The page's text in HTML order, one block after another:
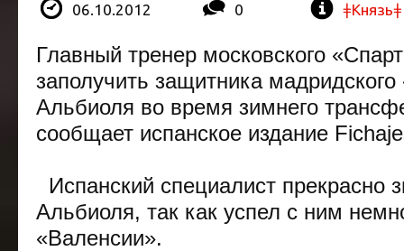
06.10.2012 0 ǂКнязьǂ
Главный тренер московского
заполучить защитника мадридского
Альбиоля во время зимнего
сообщает испанское издание
Испанский специалист прекрасно
Альбиоля, так как успел с ним
«Валенсии».